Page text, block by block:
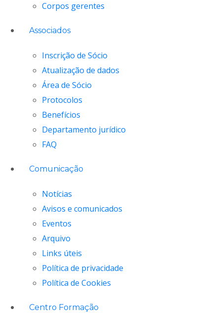
Corpos gerentes
Associados
Inscrição de Sócio
Atualização de dados
Área de Sócio
Protocolos
Benefícios
Departamento jurídico
FAQ
Comunicação
Notícias
Avisos e comunicados
Eventos
Arquivo
Links úteis
Política de privacidade
Política de Cookies
Centro Formação